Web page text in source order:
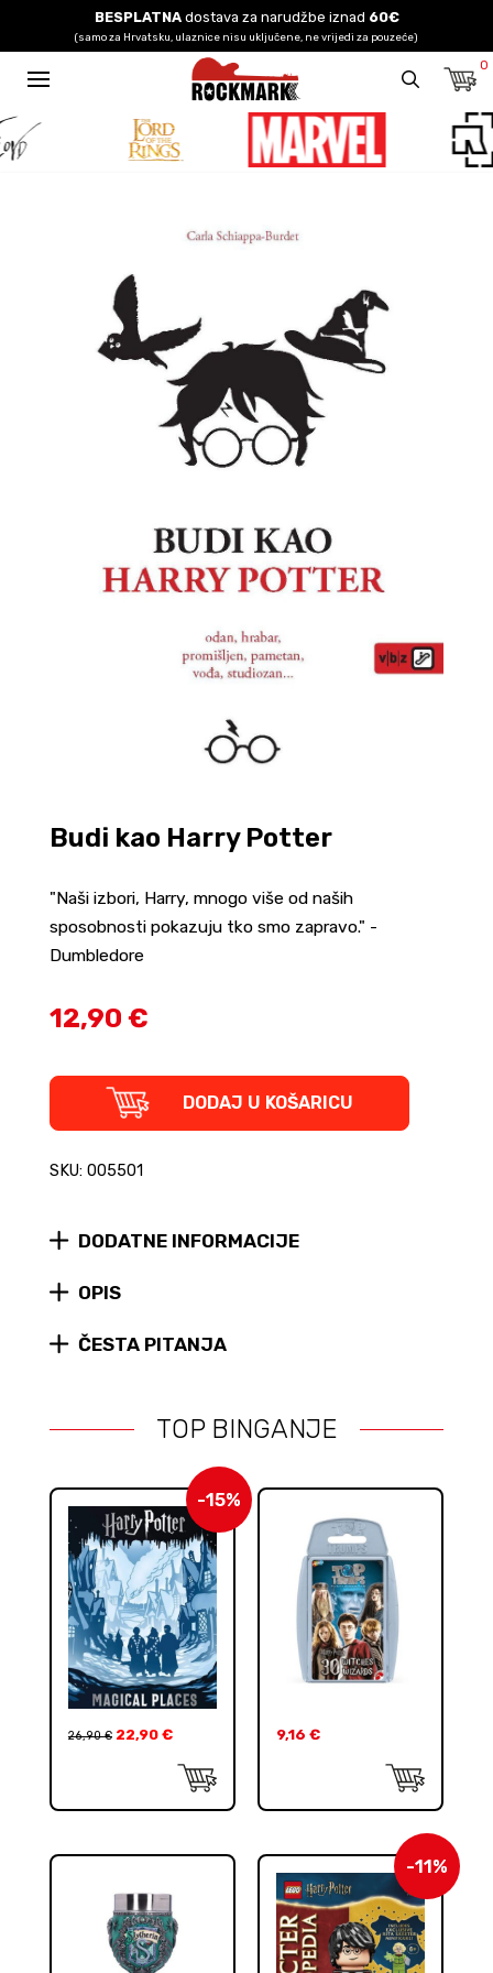
BESPLATNAdostava za narudžbe iznad 60€
(samo za Hrvatsku, ulaznice nisu uključene, ne vrijedi za pouzeće)
0
Budi kao Harry Potter
"Naši izbori, Harry, mnogo više od naših
sposobnosti pokazuju tko smo zapravo." -
Dumbledore
12,90 €
Budi
Harry
quantity
DODAJ U KOŠARICU
SKU: 005501
DODATNE INFORMACIJE
OPIS
ČESTA PITANJA
TOP BINGANJE
-15%
26,90€ 22,90 € 9,16 €
-11%